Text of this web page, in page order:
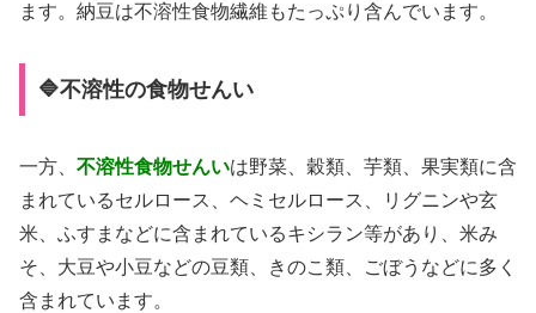
ます。納豆は不溶性食物繊維もたっぷり含んでいます。
🔷不溶性の食物せんい
一方、 不溶性食物せんいは野菜、穀類、芋類、果実類に含
まれているセルロース、ヘミセルロース、リグニンや玄
米、ふすまなどに含まれているキシラン等があり、米み
そ、大豆や小豆などの豆類、きのこ類、ごぼうなどに多く
含まれています。